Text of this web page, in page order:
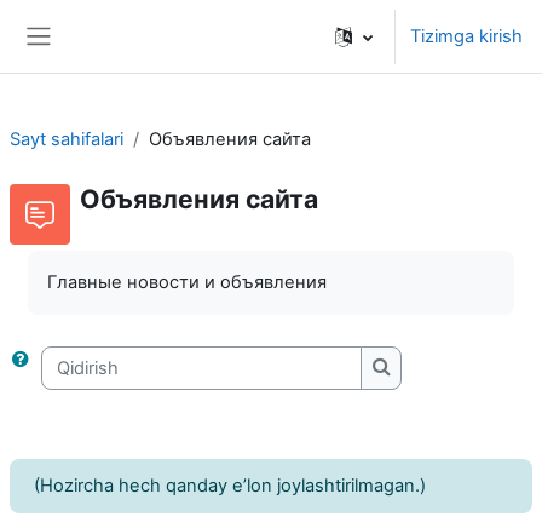
Tizimga kirish
Sayt sahifalari Объявления сайта
Объявления сайта
Главные новости и объявления
Qidirish
Qidirish
(Hozircha hech qanday e’lon joylashtirilmagan.)